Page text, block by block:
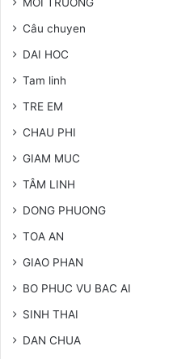
Câu chuyen
DAI HOC
Tam linh
TRE EM
CHAU PHI
GIAM MUC
TÂM LINH
DONG PHUONG
TOA AN
GIAO PHAN
BO PHUC VU BAC AI
SINH THAI
DAN CHUA